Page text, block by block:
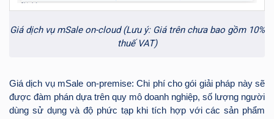
Giá dịch vụ mSale on-cloud (Lưu ý: Giá trên chưa bao gồm 10%
thuế VAT)
Giá dịch vụ mSale on-premise: Chi phí cho gói giải pháp này sẽ
được đàm phán dựa trên quy mô doanh nghiệp, số lượng người
dùng sử dụng và độ phức tạp khi tích hợp với các sản phẩm